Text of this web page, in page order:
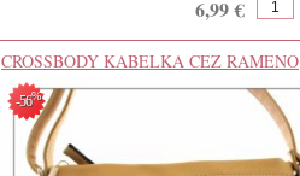
6,99 €
CROSSBODY KABELKA CEZ RAMENO
DAVID JONES
-56%